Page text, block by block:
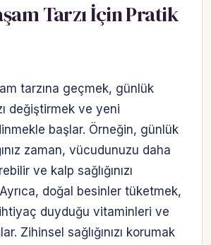
Tarzı İçin Pratik
tarzına geçmek, günlük
değiştirmek ve yeni
başlar. Örneğin, günlük
zaman, vücudunuzu daha
ve kalp sağlığınızı
doğal besinler tüketmek,
duyduğu vitaminleri ve
Zihinsel sağlığınızı korumak